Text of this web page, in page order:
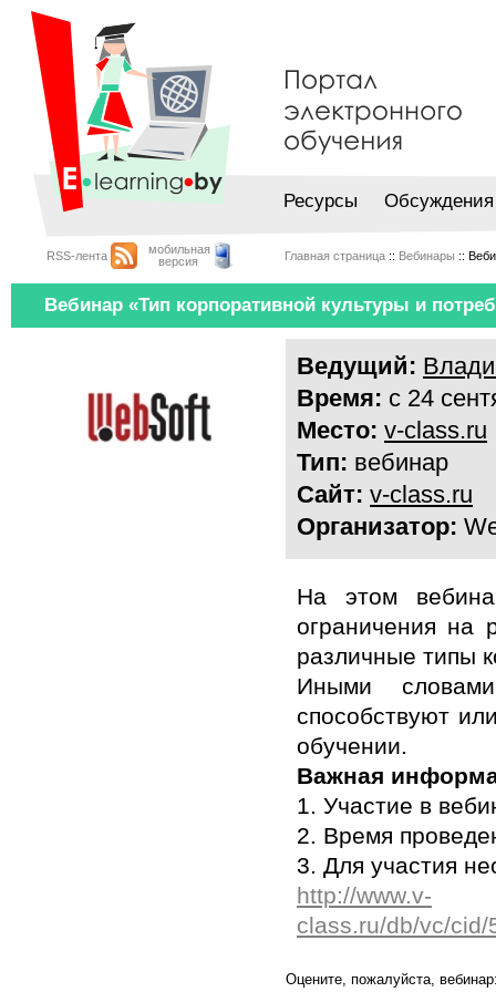
Ресурсы Обсуждения
RSS-лента
мобильная
версия
Главная страница :: Вебинары ::
Вебинар «Тип корпоративной культуры и
Ведущий:
Время: с 24
Место: v-class.ru
Тип: вебинар
Сайт: v-class.ru
Организатор:
На этом
ограничения на
различные типы
Иными словами
способствуют
обучении.
Важная
1. Участие в
2. Время
3. Для участия
http://www.v-
class.ru/db/vc/
Оцените, пожалуйста,